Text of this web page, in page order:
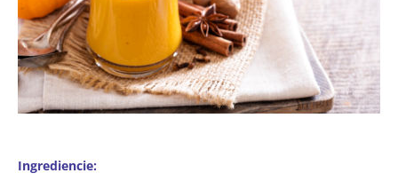
Ingrediencie: